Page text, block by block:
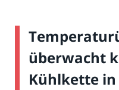
überwacht
Kühlkette in